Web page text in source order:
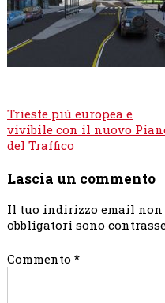
Navigazione
articoli
Trieste più europea e
vivibile con il nuovo
del Traffico
Lascia un commento
Il tuo indirizzo email non
obbligatori sono
Commento *